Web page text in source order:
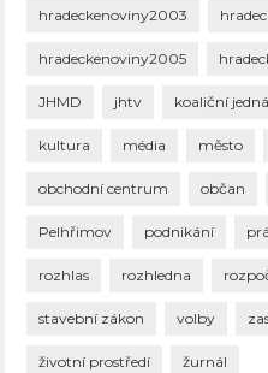
hradeckenoviny2003
hradeckenoviny2005
JHMD jhtv koaliční
kultura média město
obchodní centrum občan
Pelhřimov podnikání
rozhlas rozhledna
stavební zákon volby
životní prostředí žurnál